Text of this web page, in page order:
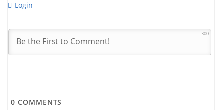
Login
300
0 COMMENTS